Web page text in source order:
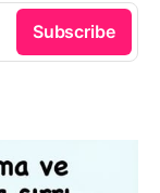
Subscribe